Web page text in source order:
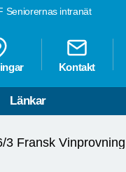
Seniorernas intranät
Kontakt
Länkar
3 Fransk Vinprovning